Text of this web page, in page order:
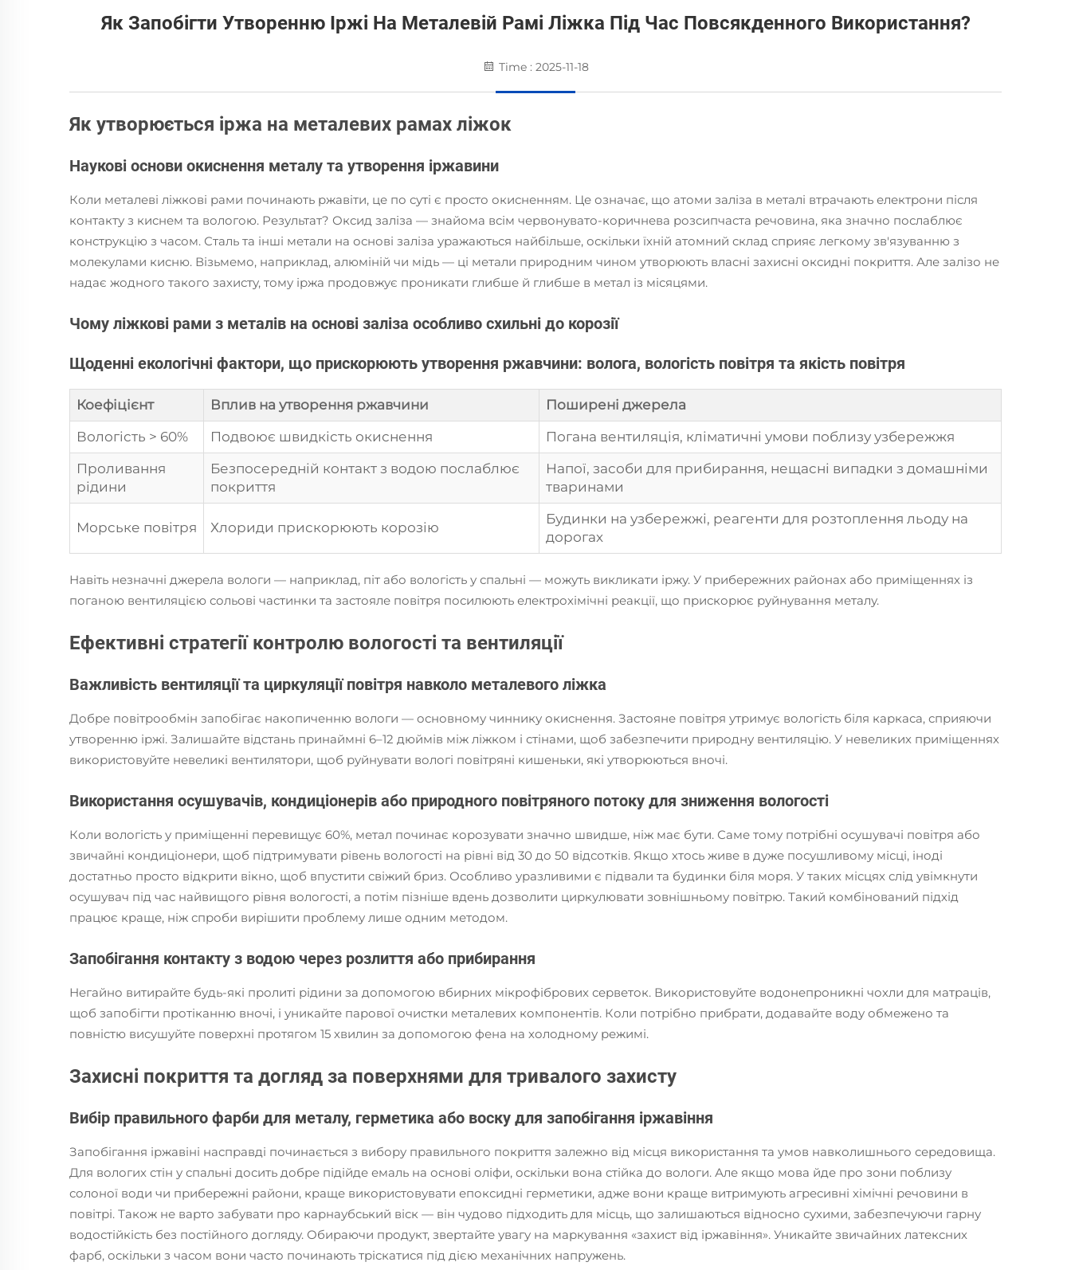
Як Запобігти Утворенню Іржі На Металевій Рамі Ліжка Під Час Повсякденного Використання?
Time : 2025-11-18
Як утворюється іржа на металевих рамах ліжок
Наукові основи окиснення металу та утворення іржавини
Коли металеві ліжкові рами починають ржавіти, це по суті є просто окисненням. Це означає, що атоми заліза в металі втрачають електрони після
контакту з киснем та вологою. Результат? Оксид заліза — знайома всім червонувато-коричнева розсипчаста речовина, яка значно послаблює
конструкцію з часом. Сталь та інші метали на основі заліза уражаються найбільше, оскільки їхній атомний склад сприяє легкому зв'язуванню з
молекулами кисню. Візьмемо, наприклад, алюміній чи мідь — ці метали природним чином утворюють власні захисні оксидні покриття. Але залізо не
надає жодного такого захисту, тому іржа продовжує проникати глибше й глибше в метал із місяцями.
Чому ліжкові рами з металів на основі заліза особливо схильні до корозії
Щоденні екологічні фактори, що прискорюють утворення ржавчини: волога, вологість повітря та якість повітря
Коефіцієнт Вплив на утворення ржавчини
Поширені джерела
Вологість > 60%
Подвоює швидкість окиснення
Погана вентиляція, кліматичні умови поблизу узбережжя
Проливання
рідини
Безпосередній контакт з водою послаблює
покриття
Напої, засоби для прибирання, нещасні випадки з домашніми
тваринами
Морське повітря Хлориди прискорюють корозію
Будинки на узбережжі, реагенти для розтоплення льоду на
дорогах
Навіть незначні джерела вологи — наприклад, піт або вологість у спальні — можуть викликати іржу. У прибережних районах або приміщеннях із
поганою вентиляцією сольові частинки та застояле повітря посилюють електрохімічні реакції, що прискорює руйнування металу.
Ефективні стратегії контролю вологості та вентиляції
Важливість вентиляції та циркуляції повітря навколо металевого ліжка
Добре повітрообмін запобігає накопиченню вологи — основному чиннику окиснення. Застояне повітря утримує вологість біля каркаса, сприяючи
утворенню іржі. Залишайте відстань принаймні 6–12 дюймів між ліжком і стінами, щоб забезпечити природну вентиляцію. У невеликих приміщеннях
використовуйте невеликі вентилятори, щоб руйнувати вологі повітряні кишеньки, які утворюються вночі.
Використання осушувачів, кондиціонерів або природного повітряного потоку для зниження вологості
Коли вологість у приміщенні перевищує 60%, метал починає корозувати значно швидше, ніж має бути. Саме тому потрібні осушувачі повітря або
звичайні кондиціонери, щоб підтримувати рівень вологості на рівні від 30 до 50 відсотків. Якщо хтось живе в дуже посушливому місці, іноді
достатньо просто відкрити вікно, щоб впустити свіжий бриз. Особливо уразливими є підвали та будинки біля моря. У таких місцях слід увімкнути
осушувач під час найвищого рівня вологості, а потім пізніше вдень дозволити циркулювати зовнішньому повітрю. Такий комбінований підхід
працює краще, ніж спроби вирішити проблему лише одним методом.
Запобігання контакту з водою через розлиття або прибирання
Негайно витирайте будь-які пролиті рідини за допомогою вбирних мікрофібрових серветок. Використовуйте водонепроникні чохли для матраців,
щоб запобігти протіканню вночі, і уникайте парової очистки металевих компонентів. Коли потрібно прибрати, додавайте воду обмежено та
повністю висушуйте поверхні протягом 15 хвилин за допомогою фена на холодному режимі.
Захисні покриття та догляд за поверхнями для тривалого захисту
Вибір правильного фарби для металу, герметика або воску для запобігання іржавіння
Запобігання іржавіні насправді починається з вибору правильного покриття залежно від місця використання та умов навколишнього середовища.
Для вологих стін у спальні досить добре підійде емаль на основі оліфи, оскільки вона стійка до вологи. Але якщо мова йде про зони поблизу
солоної води чи прибережні райони, краще використовувати епоксидні герметики, адже вони краще витримують агресивні хімічні речовини в
повітрі. Також не варто забувати про карнаубський віск — він чудово підходить для місць, що залишаються відносно сухими, забезпечуючи гарну
водостійкість без постійного догляду. Обираючи продукт, звертайте увагу на маркування «захист від іржавіння». Уникайте звичайних латексних
фарб, оскільки з часом вони часто починають тріскатися під дією механічних напружень.